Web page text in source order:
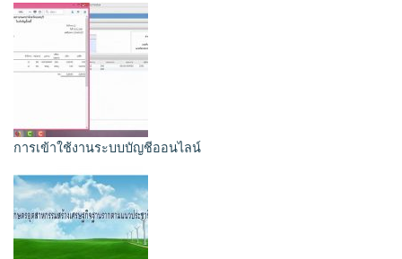
การเข้าใช้งานระบบบัญชีออนไลน์